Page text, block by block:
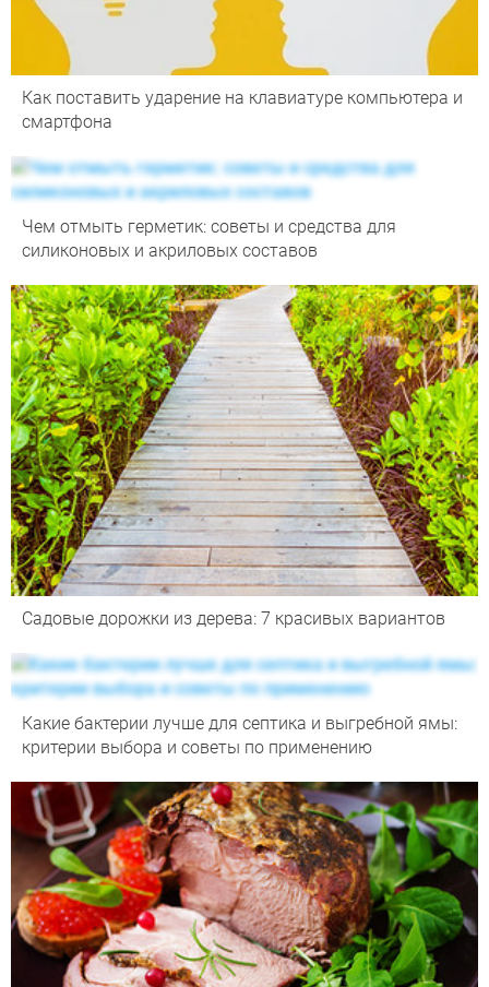
Как поставить ударение на клавиатуре компьютера и
смартфона
Чем отмыть герметик: советы и средства для
силиконовых и акриловых составов
Садовые дорожки из дерева: 7 красивых вариантов
Какие бактерии лучше для септика и выгребной ямы:
критерии выбора и советы по применению